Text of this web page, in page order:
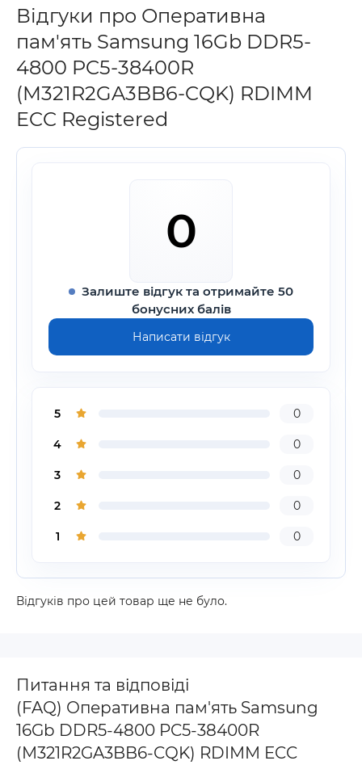
Відгуки про Оперативна
пам'ять Samsung 16Gb DDR5-
4800 PC5-38400R
(M321R2GA3BB6-CQK) RDIMM
ECC Registered
0
Залиште відгук та отримайте 50
бонусних балів
Написати відгук
5 0
4 0
3 0
2 0
1 0
Відгуків про цей товар ще не було.
Питання та відповіді
(FAQ) Оперативна пам'ять Samsung
16Gb DDR5-4800 PC5-38400R
(M321R2GA3BB6-CQK) RDIMM ECC